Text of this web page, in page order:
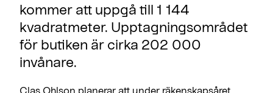
kommer att uppgå till 1 144
kvadratmeter. Upptagningsområdet
för butiken är cirka 202 000
invånare.
Clas Ohlson planerar att under räkenskapsåret